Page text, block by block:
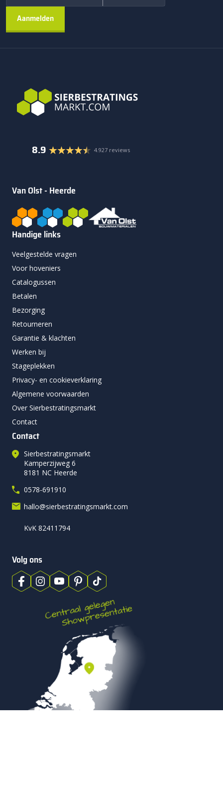
8.9 4.927 reviews
Van Olst - Heerde
Handige links
Veelgestelde vragen
Voor hoveniers
Catalogussen
Betalen
Bezorging
Retourneren
Garantie & klachten
Werken bij
Stageplekken
Privacy- en cookieverklaring
Algemene voorwaarden
Over Sierbestratingsmarkt
Contact
Contact
Sierbestratingsmarkt
Kamperzijweg 6
8181 NC Heerde
0578-691910
hallo@sierbestratingsmarkt.com
KvK 82411794
Volg ons